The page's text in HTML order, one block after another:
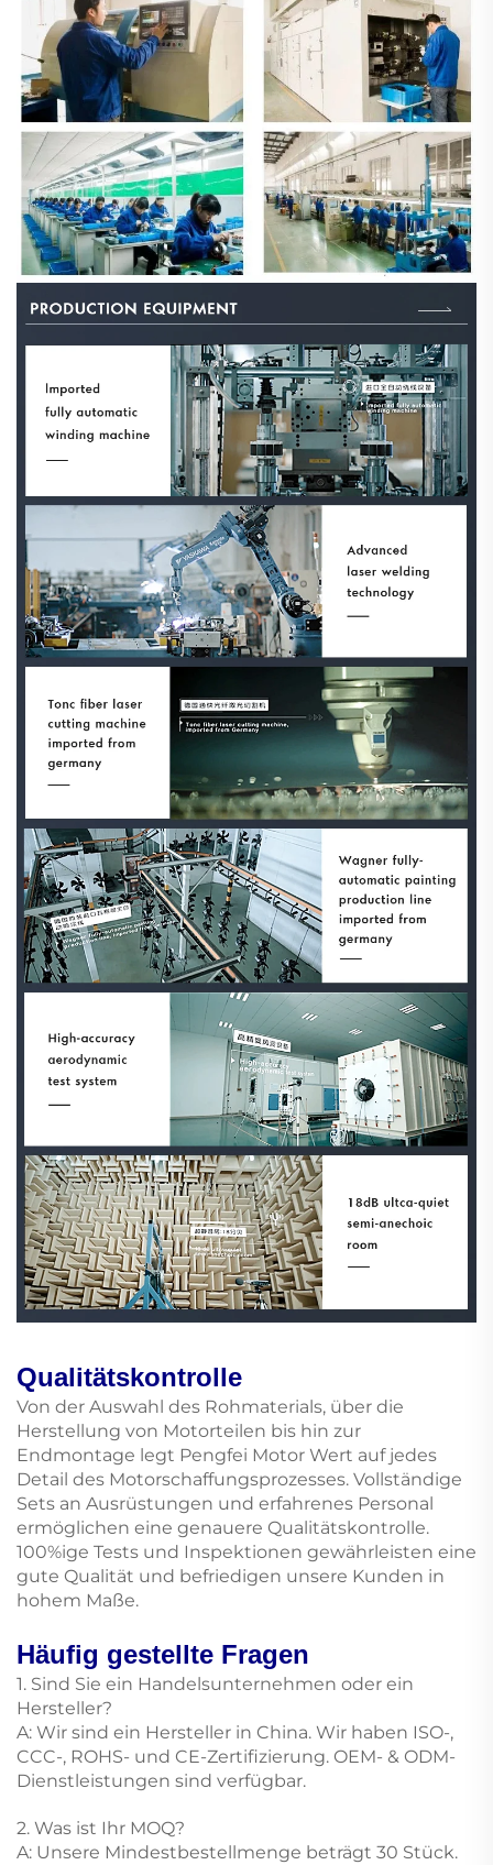
Qualitätskontrolle
Von der Auswahl des Rohmaterials, über die
Herstellung von Motorteilen bis hin zur
Endmontage legt Pengfei Motor Wert auf jedes
Detail des Motorschaffungsprozesses. Vollständige
Sets an Ausrüstungen und erfahrenes Personal
ermöglichen eine genauere Qualitätskontrolle.
100%ige Tests und Inspektionen gewährleisten eine
gute Qualität und befriedigen unsere Kunden in
hohem Maße.
Häufig gestellte Fragen
1. Sind Sie ein Handelsunternehmen oder ein
Hersteller?
A: Wir sind ein Hersteller in China. Wir haben ISO-,
CCC-, ROHS- und CE-Zertifizierung. OEM- & ODM-
Dienstleistungen sind verfügbar.
2. Was ist Ihr MOQ?
A: Unsere Mindestbestellmenge beträgt 30 Stück.